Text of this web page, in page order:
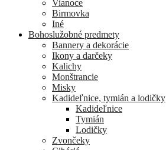
Vianoce
Birmovka
Iné
Bohoslužobné predmety
Bannery a dekorácie
Ikony a darčeky
Kalichy
Monštrancie
Misky
Kadideľnice, tymián a lodičky
Kadideľnice
Tymián
Lodičky
Zvončeky